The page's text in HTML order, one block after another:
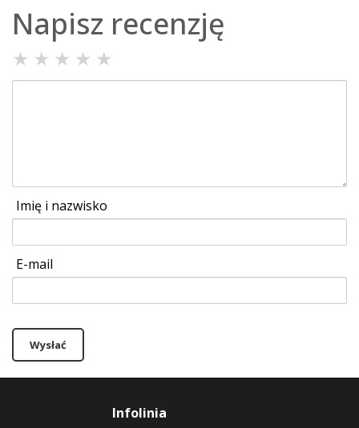
Napisz recenzję
★ ★ ★ ★ ★
Imię i nazwisko
E-mail
Wysłać
Infolinia